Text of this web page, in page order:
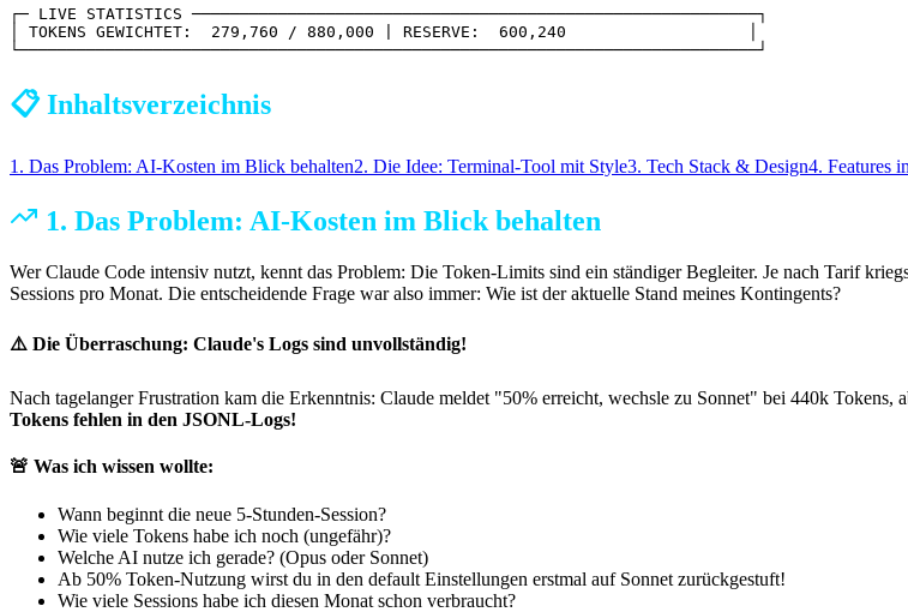
┌─ LIVE STATISTICS ───────────────────────────────────────────────────────────┐
│ TOKENS GEWICHTET:  279,760 / 880,000 | RESERVE:  600,240                   │
└─────────────────────────────────────────────────────────────────────────────┘
📋 Inhaltsverzeichnis
1. Das Problem: AI-Kosten im Blick behalten2. Die Idee: Terminal-Tool mit Style3. Tech Stack & Design4. Features
1. Das Problem: AI-Kosten im Blick behalten
Wer Claude Code intensiv nutzt, kennt das Problem: Die Token-Limits sind ein ständiger Begleiter. Je nach Tarif
Sessions pro Monat. Die entscheidende Frage war also immer: Wie ist der aktuelle Stand meines Kontingents?
⚠️ Die Überraschung: Claude's Logs sind unvollständig!
Nach tagelanger Frustration kam die Erkenntnis: Claude meldet "50% erreicht, wechsle zu Sonnet" bei 440k
Tokens fehlen in den JSONL-Logs!
🚨 Was ich wissen wollte:
Wann beginnt die neue 5-Stunden-Session?
Wie viele Tokens habe ich noch (ungefähr)?
Welche AI nutze ich gerade? (Opus oder Sonnet)
Ab 50% Token-Nutzung wirst du in den default Einstellungen erstmal auf Sonnet zurückgestuft!
Wie viele Sessions habe ich diesen Monat schon verbraucht?